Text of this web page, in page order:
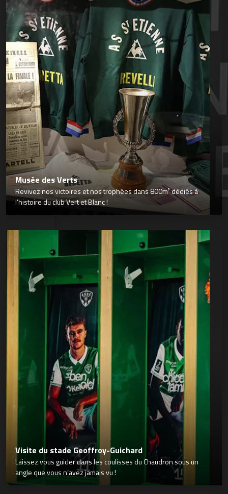
Musée des Verts
Revivez nos victoires et nos trophées dans 800m² dédiés à
l’histoire du club Vert et Blanc !
Visite du stade Geoffroy-Guichard
Laissez vous guider dans les coulisses du Chaudron sous un
angle que vous n’avez jamais vu !